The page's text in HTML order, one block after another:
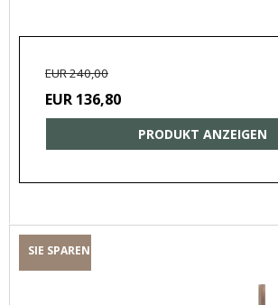
EUR 240,00
EUR 136,80
PRODUKT ANZEIGEN
SIE SPAREN